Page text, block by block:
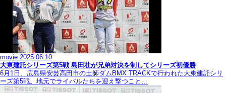
movie 2025.06.10
大東建託シリーズ第5戦 島田壮が兄弟対決を制してシリーズ初優勝
6月1日、広島県安芸高田市の土師ダムBMX TRACKで行われた大東建託シリ
ーズ第5戦。地元でライバルたちを迎え撃つこと…